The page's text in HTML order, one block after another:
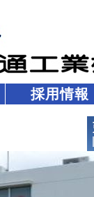
採用情報